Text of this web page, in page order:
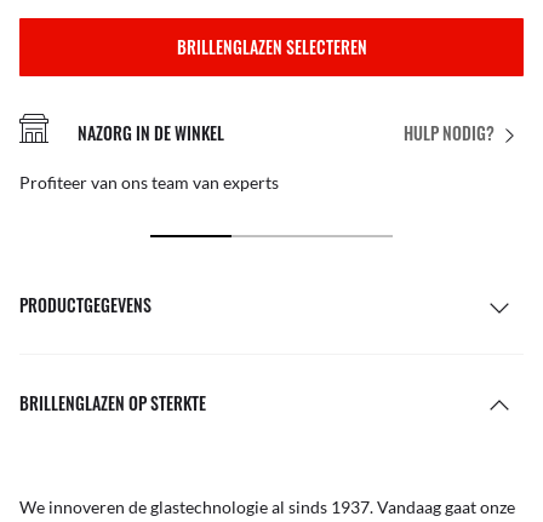
BRILLENGLAZEN SELECTEREN
HULP NODIG?
NAZORG IN DE WINKEL
Profiteer van ons team van experts
PRODUCTGEGEVENS
BRILLENGLAZEN OP STERKTE
We innoveren de glastechnologie al sinds 1937. Vandaag gaat onze